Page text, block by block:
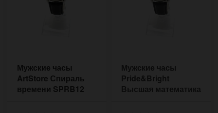
Мужские часы
ArtStore Спираль
времени SPRB12
Мужские часы
Pride&Bright
Высшая математика